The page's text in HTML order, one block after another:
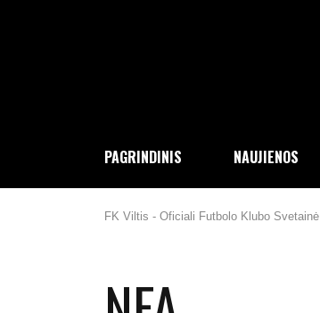
PAGRINDINIS NAUJIENOS
FK Viltis - Oficiali Futbolo Klubo Svetainė